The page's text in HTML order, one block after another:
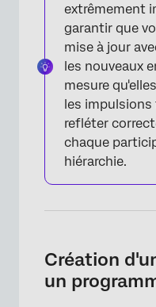
extrêmement
garantir que
mise à jour
les nouveaux
mesure
les
refléter
chaque
hiérarchie.
Création
un